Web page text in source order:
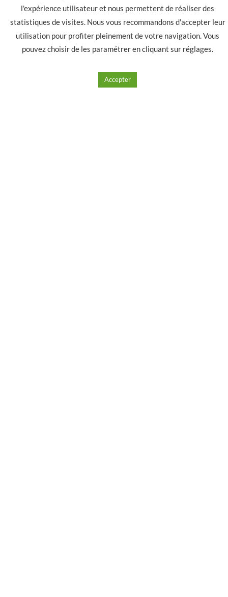
10 flacons Concept Arome agrume 6mg
l'expérience utilisateur et nous permettent de réaliser des
statistiques de visites. Nous vous recommandons d'accepter leur
utilisation pour profiter pleinement de votre navigation. Vous
pouvez choisir de les paramétrer en cliquant sur réglages.
Accepter